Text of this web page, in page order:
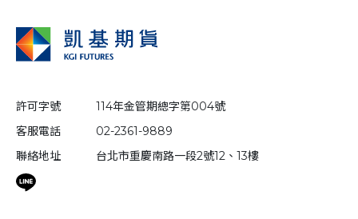
許可字號
114年金管期總字第004號
客服電話
02-2361-9889
聯絡地址
台北市重慶南路一段2號12、13樓